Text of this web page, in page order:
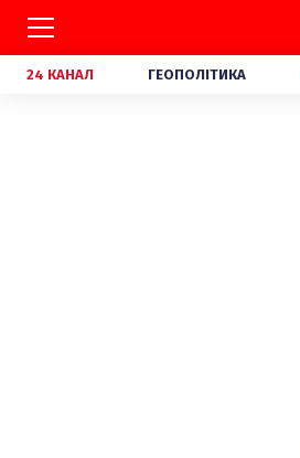
24 КАНАЛ ГЕОПОЛІТИКА